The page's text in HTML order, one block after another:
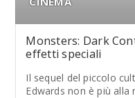
Monsters: Dark
effetti speciali
Il sequel del piccolo cult
Edwards non è più alla